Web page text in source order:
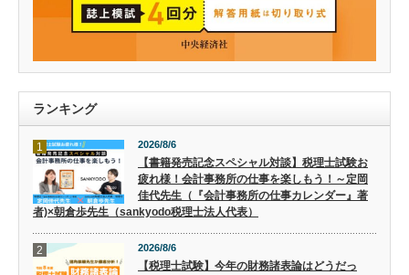
ランキング
1 2026/8/6
【書籍発売記念スペシャル対談】税理士試験お
疲れ様！会計事務所の仕事を楽しもう！～定岡
佳代先生（『会計事務所の仕事カレンダー』著
者)×朝倉歩先生（sankyodo税理士法人代表）
2 2026/8/6
【税理士試験】今年の財務諸表論はどうだっ